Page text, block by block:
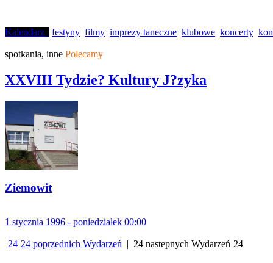
Kalendarz festyny filmy imprezy taneczne klubowe koncerty
spotkania, inne Polecamy
XXVIII Tydzie? Kultury J?zyka
Ziemowit
1 stycznia 1996 - poniedziałek 00:00
24 poprzednich Wydarzeń | 24 nastepnych Wydarzeń